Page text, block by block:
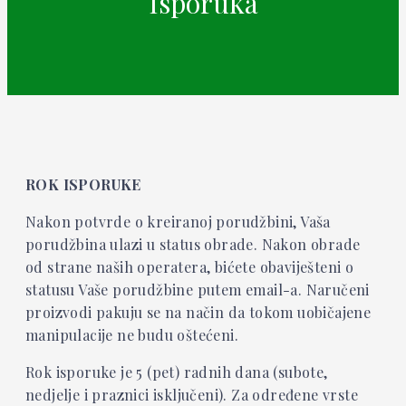
ROK ISPORUKE
Nakon potvrde o kreiranoj porudžbini, Vaša
porudžbina ulazi u status obrade. Nakon obrade
od strane naših operatera, bićete obaviješteni o
statusu Vaše porudžbine putem email-a. Naručeni
proizvodi pakuju se na način da tokom uobičajene
manipulacije ne budu oštećeni.
Rok isporuke je 5 (pet) radnih dana (subote,
nedjelje i praznici isključeni). Za određene vrste